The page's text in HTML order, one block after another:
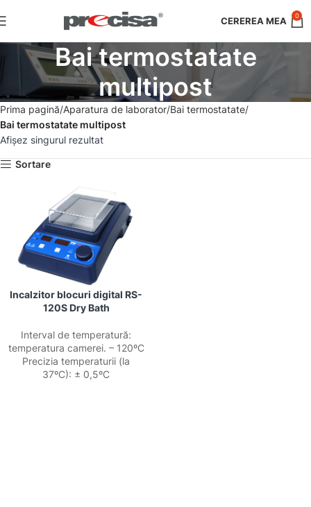
0
Bai termostatate
multipost
Prima pagină Aparatura de laborator Bai termostatate
Bai termostatate multipost
Afișez singurul rezultat
Sortare
Incalzitor blocuri digital RS-
120S Dry Bath
Interval de temperatură:
temperatura camerei. – 120ºC
Precizia temperaturii (la
37ºC): ± 0,5ºC